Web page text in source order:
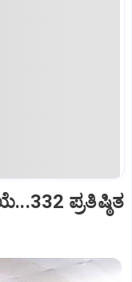
ಪ್ರತಿಷ್ಠಿತ